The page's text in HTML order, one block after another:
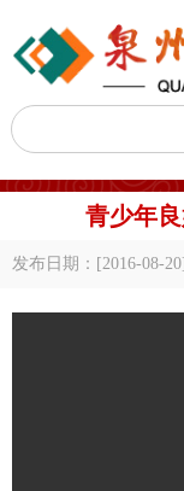
青少年
发布日期：[2016-08-